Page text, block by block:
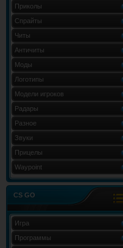
Приколы
Спрайты
Читы
Античиты
Моды
Логотипы
Модели игроков
Радары
Разное
Звуки
Прицелы
Waypoint
CS GO
Игра
Программы